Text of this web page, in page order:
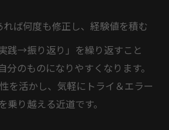
ば何度も修正し、経験値を積む
践→振り返り」を繰り返すこと
分のものになりやすくなります。
を活かし、気軽にトライ＆エラー
り越える近道です。